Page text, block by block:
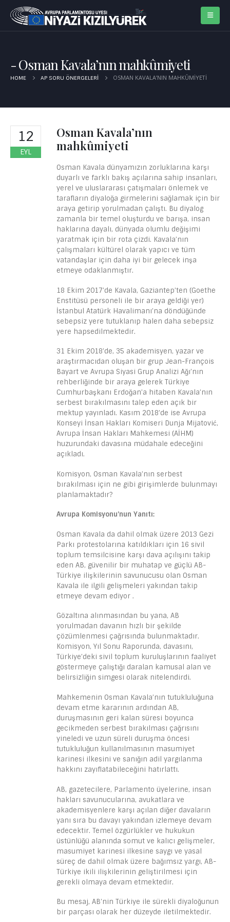
Osman Kavala’nın mahkûmiyeti
HOME AP SORU ÖNERGELERI OSMAN KAVALA’NIN MAHKÛMIYETI
12
EYL
Osman Kavala’nın
mahkûmiyeti
Osman Kavala dünyamızın zorluklarına karşı
duyarlı ve farklı bakış açılarına sahip insanları,
yerel ve uluslararası çatışmaları önlemek ve
tarafların diyaloğa girmelerini sağlamak için bir
araya getirip yorulmadan çalıştı. Bu diyalog
zamanla bir temel oluşturdu ve barışa, insan
haklarına dayalı, dünyada olumlu değişimi
yaratmak için bir rota çizdi. Kavala’nın
çalışmaları kültürel olarak yapıcı ve tüm
vatandaşlar için daha iyi bir gelecek inşa
etmeye odaklanmıştır.
18 Ekim 2017’de Kavala, Gaziantep’ten (Goethe
Enstitüsü personeli ile bir araya geldiği yer)
İstanbul Atatürk Havalimanı’na döndüğünde
sebepsiz yere tutuklanıp halen daha sebepsiz
yere hapsedilmektedir.
31 Ekim 2018’de, 35 akademisyen, yazar ve
araştırmacıdan oluşan bir grup Jean-François
Bayart ve Avrupa Siyasi Grup Analizi Ağı’nın
rehberliğinde bir araya gelerek Türkiye
Cumhurbaşkanı Erdoğan’a hitaben Kavala’nın
serbest bırakılmasını talep eden açık bir
mektup yayınladı. Kasım 2018’de ise Avrupa
Konseyi İnsan Hakları Komiseri Dunja Mijatović,
Avrupa İnsan Hakları Mahkemesi (AİHM)
huzurundaki davasına müdahale edeceğini
açıkladı.
Komisyon, Osman Kavala’nın serbest
bırakılması için ne gibi girişimlerde bulunmayı
planlamaktadır?
Avrupa Komisyonu’nun Yanıtı:
Osman Kavala da dahil olmak üzere 2013 Gezi
Parkı protestolarına katıldıkları için 16 sivil
toplum temsilcisine karşı dava açılışını takip
eden AB, güvenilir bir muhatap ve güçlü AB-
Türkiye ilişkilerinin savunucusu olan Osman
Kavala ile ilgili gelişmeleri yakından takip
etmeye devam ediyor .
Gözaltına alınmasından bu yana, AB
yorulmadan davanın hızlı bir şekilde
çözümlenmesi çağrısında bulunmaktadır.
Komisyon, Yıl Sonu Raporunda, davasını,
Türkiye’deki sivil toplum kuruluşlarının faaliyet
göstermeye çalıştığı daralan kamusal alan ve
belirsizliğin simgesi olarak nitelendirdi.
Mahkemenin Osman Kavala’nın tutukluluğuna
devam etme kararının ardından AB,
duruşmasının geri kalan süresi boyunca
gecikmeden serbest bırakılması çağrısını
yineledi ve uzun süreli duruşma öncesi
tutukluluğun kullanılmasının masumiyet
karinesi ilkesini ve sanığın adil yargılanma
hakkını zayıflatabileceğini hatırlattı.
AB, gazetecilere, Parlamento üyelerine, insan
hakları savunucularına, avukatlara ve
akademisyenlere karşı açılan diğer davaların
yanı sıra bu davayı yakından izlemeye devam
edecektir. Temel özgürlükler ve hukukun
üstünlüğü alanında somut ve kalıcı gelişmeler,
masumiyet karinesi ilkesine saygı ve yasal
süreç de dahil olmak üzere bağımsız yargı, AB-
Türkiye ikili ilişkilerinin geliştirilmesi için
gerekli olmaya devam etmektedir.
Bu mesaj, AB’nin Türkiye ile sürekli diyaloğunun
bir parçası olarak her düzeyde iletilmektedir.